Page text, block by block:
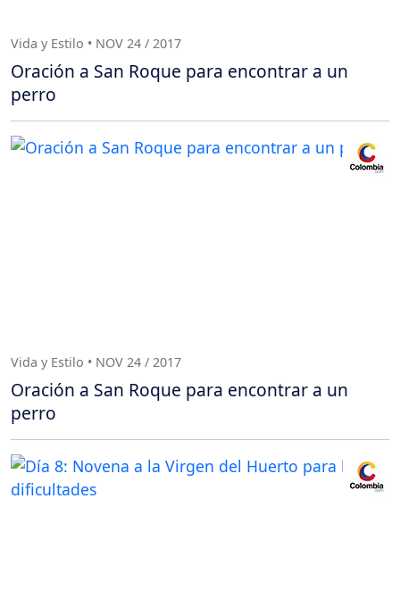
Vida y Estilo • NOV 24 / 2017
Oración a San Roque para encontrar a un
perro
Vida y Estilo • NOV 24 / 2017
Oración a San Roque para encontrar a un
perro